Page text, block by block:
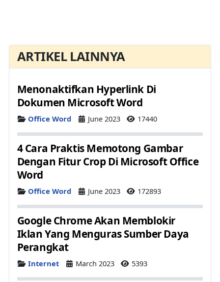
ARTIKEL LAINNYA
Menonaktifkan Hyperlink Di
Dokumen Microsoft Word
Details
Office Word June 2023 17440
4 Cara Praktis Memotong Gambar
Dengan Fitur Crop Di Microsoft Office
Word
Details
Office Word June 2023 172893
Google Chrome Akan Memblokir
Iklan Yang Menguras Sumber Daya
Perangkat
Details
Internet March 2023 5393